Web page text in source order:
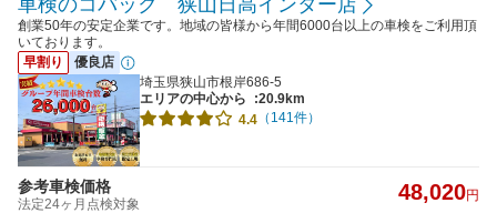
車検のコバック 狭山日高インター店
創業50年の安定企業です。地域の皆様から年間6000台以上の車検をご利用頂
いております。
早割り
優良店
埼玉県狭山市根岸686-5
エリアの中心から
:20.9km
4.4 （141件）
参考車検価格
法定24ヶ月点検対象 48,020円